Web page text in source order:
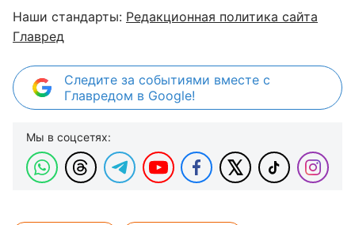
Наши стандарты: Редакционная политика сайта
Главред
Следите за событиями вместе с
Главредом в Google!
Мы в соцсетях: